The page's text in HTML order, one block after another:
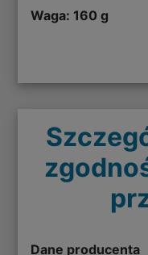
Waga: 160 g
Dane producenta